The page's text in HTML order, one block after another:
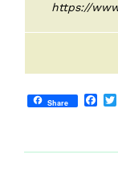
https://
Share